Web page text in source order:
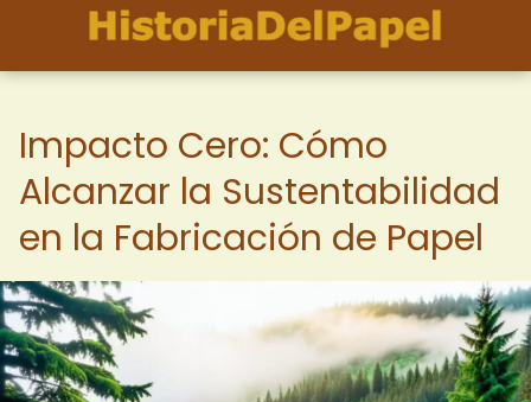
Impacto Cero: Cómo
Alcanzar la Sustentabilidad
en la Fabricación de Papel